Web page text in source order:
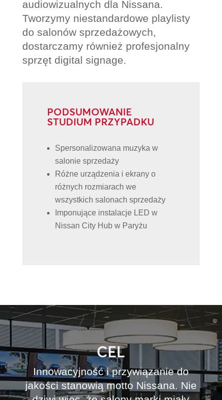
audiowizualnych dla Nissana.
Tworzymy niestandardowe playlisty
do salonów sprzedażowych,
dostarczamy również profesjonalny
sprzęt digital signage.
PODSUMOWANIE
STUDIUM PRZYPADKU
Spersonalizowana muzyka w
salonie sprzedaży
Różne urządzenia i ekrany o
różnych rozmiarach we
wszystkich salonach sprzedaży
Imponujące instalacje LED w
Nissan City Hub w Paryżu
CEL
Innowacyjność i przywiązanie do
jakości stanowią motto Nissana. Nie